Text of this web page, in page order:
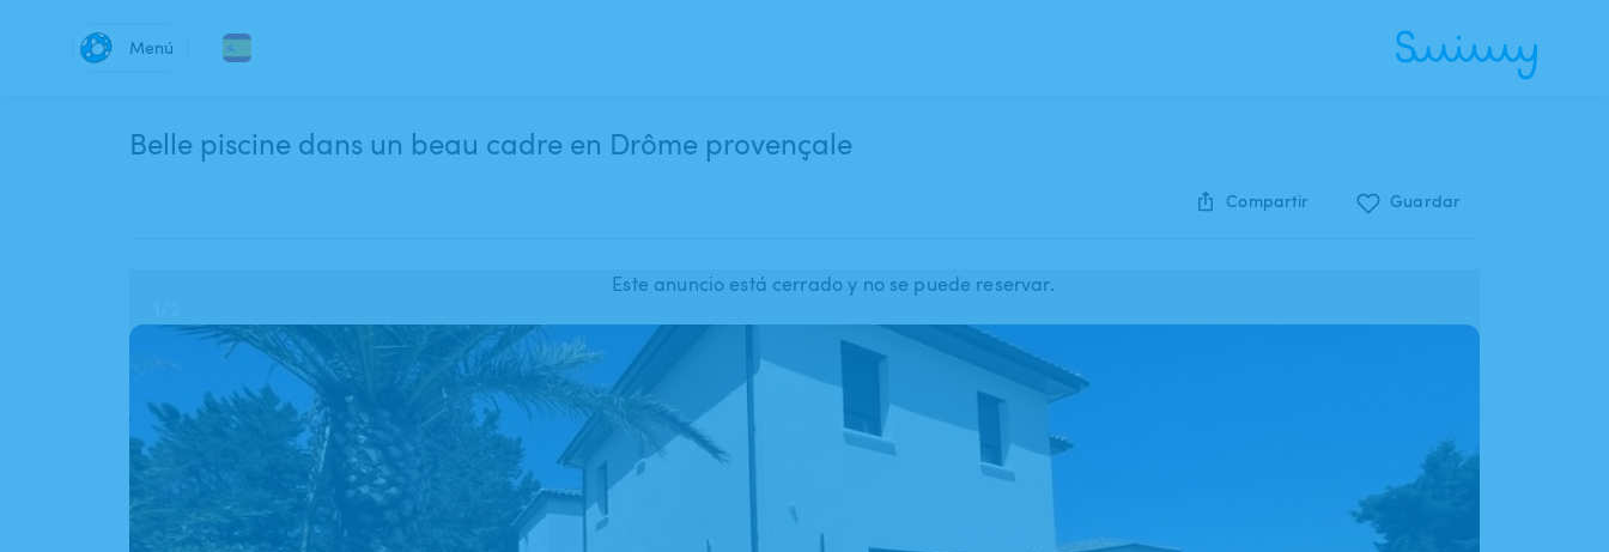
Menú
Belle piscine dans un beau cadre en Drôme provençale
Compartir Guardar
Este anuncio está cerrado y no se puede reservar.